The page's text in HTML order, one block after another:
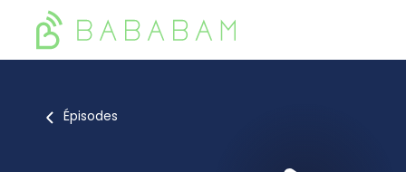
Épisodes